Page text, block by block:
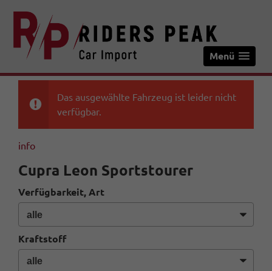
Menü
Das ausgewählte Fahrzeug ist leider nicht
verfügbar.
info
Cupra Leon Sportstourer
Verfügbarkeit, Art
Kraftstoff